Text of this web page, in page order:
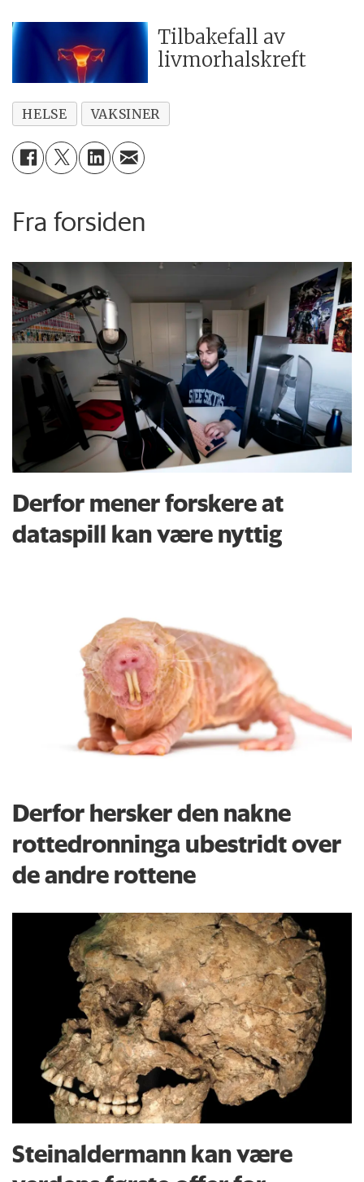
Tilbakefall av
livmorhalskreft
HELSE VAKSINER
Fra forsiden
Derfor mener forskere at
dataspill kan være nyttig
Derfor hersker den nakne
rottedronninga ubestridt over
de andre rottene
Steinaldermann kan være